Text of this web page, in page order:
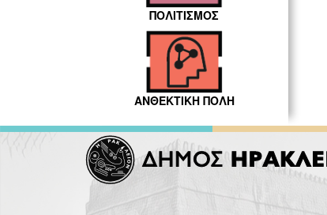
ΠΟΛΙΤΙΣΜΟΣ
ΑΝΘΕΚΤΙΚΗ ΠΟΛΗ